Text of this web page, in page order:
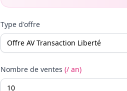
Type d'offre
Nombre de ventes (/ an)